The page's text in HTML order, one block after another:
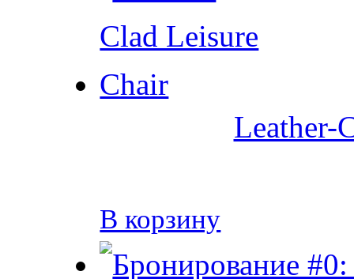
Leather-
В корзину